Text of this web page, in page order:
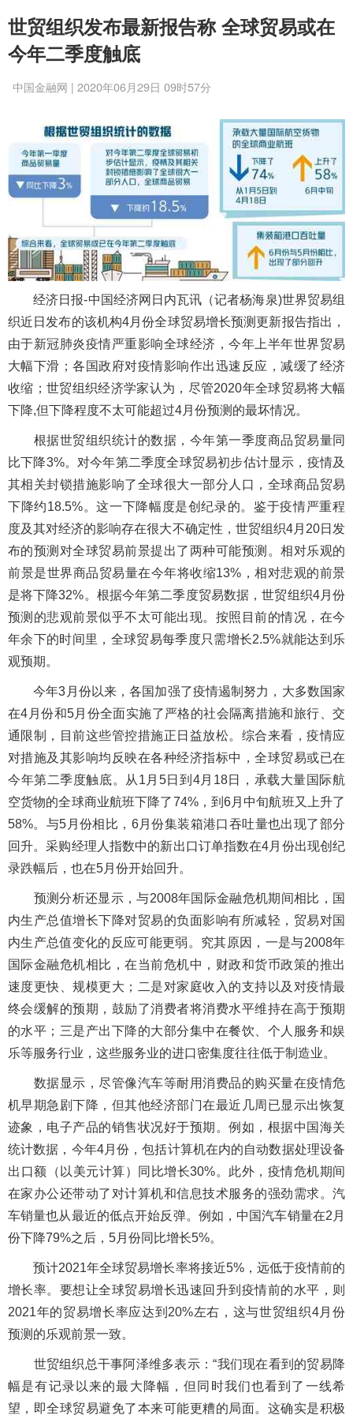
世贸组织发布最新报告称 全球贸易或在
今年二季度触底
中国金融网 | 2020年06月29日 09时57分
经济日报-中国经济网日内瓦讯（记者杨海泉)世界贸易组
织近日发布的该机构4月份全球贸易增长预测更新报告指出，
由于新冠肺炎疫情严重影响全球经济，今年上半年世界贸易
大幅下滑；各国政府对疫情影响作出迅速反应，减缓了经济
收缩；世贸组织经济学家认为，尽管2020年全球贸易将大幅
下降,但下降程度不太可能超过4月份预测的最坏情况。
根据世贸组织统计的数据，今年第一季度商品贸易量同
比下降3%。对今年第二季度全球贸易初步估计显示，疫情及
其相关封锁措施影响了全球很大一部分人口，全球商品贸易
下降约18.5%。这一下降幅度是创纪录的。鉴于疫情严重程
度及其对经济的影响存在很大不确定性，世贸组织4月20日发
布的预测对全球贸易前景提出了两种可能预测。相对乐观的
前景是世界商品贸易量在今年将收缩13%，相对悲观的前景
是将下降32%。根据今年第二季度贸易数据，世贸组织4月份
预测的悲观前景似乎不太可能出现。按照目前的情况，在今
年余下的时间里，全球贸易每季度只需增长2.5%就能达到乐
观预期。
今年3月份以来，各国加强了疫情遏制努力，大多数国家
在4月份和5月份全面实施了严格的社会隔离措施和旅行、交
通限制，目前这些管控措施正日益放松。综合来看，疫情应
对措施及其影响均反映在各种经济指标中，全球贸易或已在
今年第二季度触底。从1月5日到4月18日，承载大量国际航
空货物的全球商业航班下降了74%，到6月中旬航班又上升了
58%。与5月份相比，6月份集装箱港口吞吐量也出现了部分
回升。采购经理人指数中的新出口订单指数在4月份出现创纪
录跌幅后，也在5月份开始回升。
预测分析还显示，与2008年国际金融危机期间相比，国
内生产总值增长下降对贸易的负面影响有所减轻，贸易对国
内生产总值变化的反应可能更弱。究其原因，一是与2008年
国际金融危机相比，在当前危机中，财政和货币政策的推出
速度更快、规模更大；二是对家庭收入的支持以及对疫情最
终会缓解的预期，鼓励了消费者将消费水平维持在高于预期
的水平；三是产出下降的大部分集中在餐饮、个人服务和娱
乐等服务行业，这些服务业的进口密集度往往低于制造业。
数据显示，尽管像汽车等耐用消费品的购买量在疫情危
机早期急剧下降，但其他经济部门在最近几周已显示出恢复
迹象，电子产品的销售状况好于预期。例如，根据中国海关
统计数据，今年4月份，包括计算机在内的自动数据处理设备
出口额（以美元计算）同比增长30%。此外，疫情危机期间
在家办公还带动了对计算机和信息技术服务的强劲需求。汽
车销量也从最近的低点开始反弹。例如，中国汽车销量在2月
份下降79%之后，5月份同比增长5%。
预计2021年全球贸易增长率将接近5%，远低于疫情前的
增长率。要想让全球贸易增长迅速回升到疫情前的水平，则
2021年的贸易增长率应达到20%左右，这与世贸组织4月份
预测的乐观前景一致。
世贸组织总干事阿泽维多表示：“我们现在看到的贸易降
幅是有记录以来的最大降幅，但同时我们也看到了一线希
望，即全球贸易避免了本来可能更糟的局面。这确实是积极